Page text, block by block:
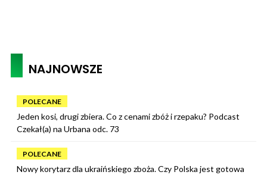
NAJNOWSZE
POLECANE
Jeden kosi, drugi zbiera. Co z cenami zbóż i rzepaku? Podcast
Czekał(a) na Urbana odc. 73
POLECANE
Nowy korytarz dla ukraińskiego zboża. Czy Polska jest gotowa